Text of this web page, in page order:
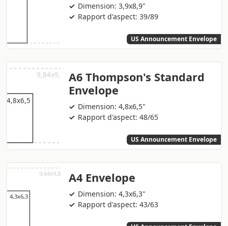
Dimension: 3,9x8,9"
Rapport d'aspect: 39/89
US Announcement Envelope
A6 Thompson's Standard
Envelope
Dimension: 4,8x6,5"
Rapport d'aspect: 48/65
US Announcement Envelope
A4 Envelope
Dimension: 4,3x6,3"
Rapport d'aspect: 43/63